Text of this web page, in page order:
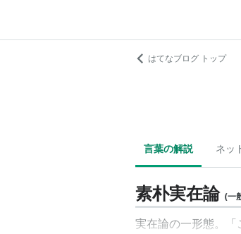
はてなブログ トップ
言葉の解説 ネッ
素朴実在論 (一
実在論の一形態。「